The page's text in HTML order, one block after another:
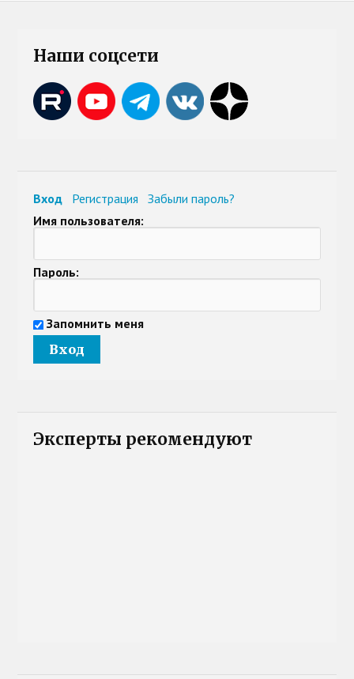
Наши соцсети
Вход Регистрация
Забыли пароль?
Имя пользователя:
Пароль:
Запомнить меня
Эксперты рекомендуют